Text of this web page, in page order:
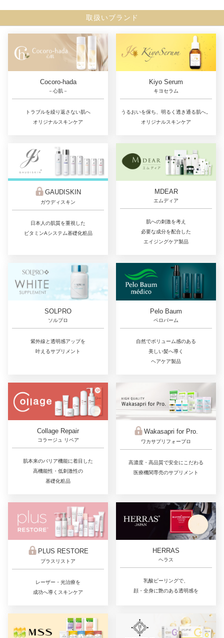
取扱いブランド
Cocoro-hada
－心肌－
トラブルを繰り返さない肌へ
オリジナルスキンケア
Kiyo Serum
キヨセラム
うるおいを保ち、明るく透き通る肌へ。
オリジナルスキンケア
GAUDISKIN
ガウディスキン
日本人の肌質を重視した
ビタミンAシステム基礎化粧品
MDEAR
エムディア
肌への刺激を考え
必要な成分を配合した
エイジングケア製品
SOLPRO
ソルプロ
紫外線と透明感アップを
叶えるサプリメント
Pelo Baum
ペロバーム
自然でボリューム感のある
美しい髪へ導く
ヘアケア製品
Collage Repair
コラージュ リペア
肌本来のバリア機能に着目した
高機能性・低刺激性の
基礎化粧品
Wakasapri for Pro.
ワカサプリフォープロ
高濃度・高品質で安全にこだわる
医療機関専売のサプリメント
PLUS RESTORE
プラスリストア
レーザー・光治療を
成功へ導くスキンケア
HERRAS
ヘラス
乳酸ピーリングで、
顔・全身に艶のある透明感を